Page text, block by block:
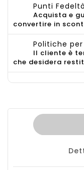
Punti Fedeltà
Acquista e
convertire in
Politiche per
Il cliente è
che desidera